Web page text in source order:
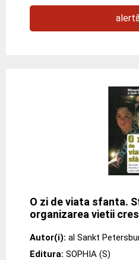
O zi de viata sfanta.
organizarea vietii
Autor(i): al Sankt
Editura: SOPHIA (S)